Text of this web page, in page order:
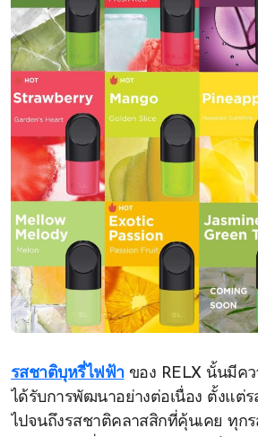
รสชาติบุหรี่ไฟฟ้าของ RELX นั้นมีค
ได้รับการพัฒนาอย่างต่อเนื่อง ตั้งแต่
ไปจนถึงรสชาติคลาสสิกที่คุ้นเคย ทุก